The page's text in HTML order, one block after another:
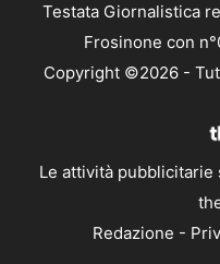
Testata Giornalistica
Frosinone con
Copyright ©2026 -
Le attività
Redazione -